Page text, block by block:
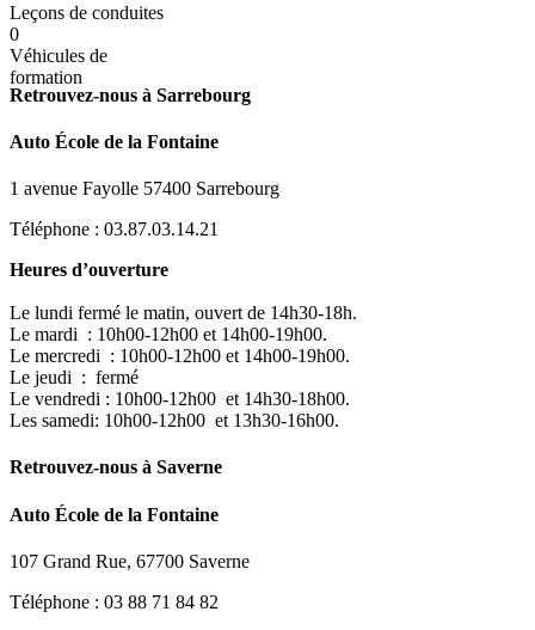
Leçons de conduites
0
Véhicules de
formation
Retrouvez-nous à Sarrebourg
Auto École de la Fontaine
1 avenue Fayolle 57400 Sarrebourg
Téléphone : 03.87.03.14.21
Heures d’ouverture
Le lundi fermé le matin, ouvert de 14h30-18h.
Le mardi : 10h00-12h00 et 14h00-19h00.
Le mercredi : 10h00-12h00 et 14h00-19h00.
Le jeudi : fermé
Le vendredi : 10h00-12h00 et 14h30-18h00.
Les samedi: 10h00-12h00 et 13h30-16h00.
Retrouvez-nous à Saverne
Auto École de la Fontaine
107 Grand Rue, 67700 Saverne
Téléphone : 03 88 71 84 82